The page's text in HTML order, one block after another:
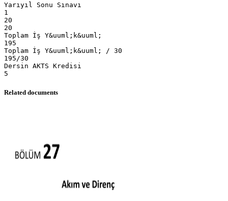
Yarıyıl Sonu Sınavı
1
20
20
Toplam İş Y&uuml;k&uuml;
195
Toplam İş Y&uuml;k&uuml; / 30
195/30
Dersin AKTS Kredisi
Related documents